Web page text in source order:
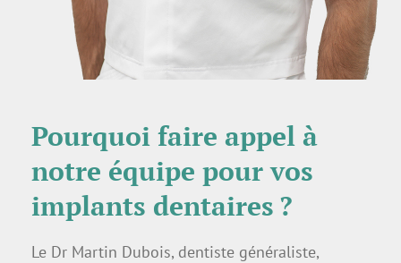
Pourquoi faire appel à
notre équipe pour vos
implants dentaires ?
Le Dr Martin Dubois, dentiste généraliste,